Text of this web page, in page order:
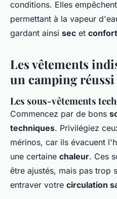
conditions. Elles
permettant à la vapeur
gardant ainsi sec et
Les vêtements
un camping réussi
Les sous-vêtements
Commencez par de bons
techniques. Privilégiez
mérinos, car ils évacuent
une certaine chaleur. Ces
être ajustés, mais pas trop
entraver votre circulation